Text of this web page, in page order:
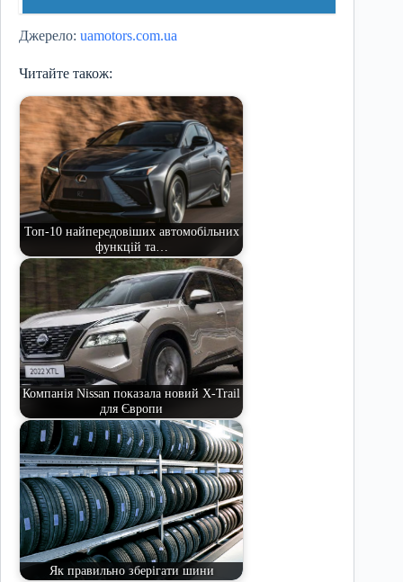
Джерело: uamotors.com.ua
Читайте також:
Топ-10 найпередовіших автомобільних
функцій та…
Компанія Nissan показала новий X-Trail
для Європи
Як правильно зберігати шини